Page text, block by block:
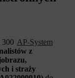
300 AP-System
z
i straży